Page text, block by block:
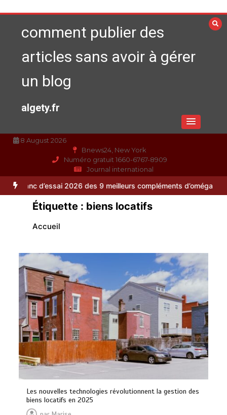
au
contenucomment publier des
articles sans avoir à gérer
un blog
algety.fr
8 August 2026
Bnews24, New York
Numéro gratuit 1660-6767-8909
Journal international
2026 des 9 meilleurs compléments d’oméga 3 Alimentation
Étiquette : biens locatifs
Accueil
Les nouvelles technologies révolutionnent la gestion des
biens locatifs en 2025
Vitalité au quotidien : découvrez notre
banc d’essai 2026 des 9 meilleurs
compléments d’oméga 3
0 24 minutes
Paysagiste à Sainte-Eulalie : ce qui
sépare le bon de l’excellent